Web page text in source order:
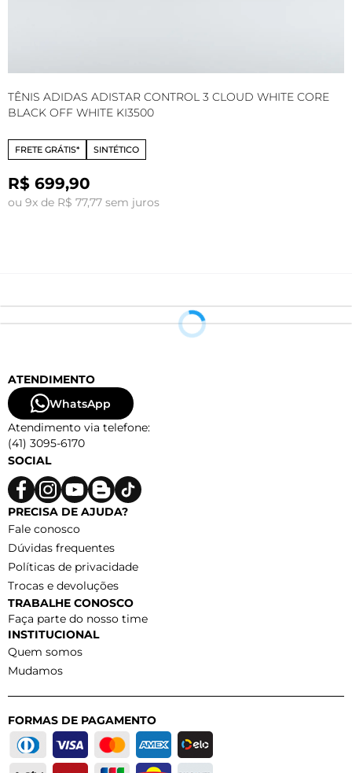
TÊNIS ADIDAS ADISTAR CONTROL 3 CLOUD WHITE CORE
BLACK OFF WHITE KI3500
FRETE GRÁTIS* SINTÉTICO
R$ 699,90
ou 9x de R$ 77,77 sem juros
ATENDIMENTO
WhatsApp
Atendimento via telefone:
(41) 3095-6170
SOCIAL
PRECISA DE AJUDA?
Fale conosco
Dúvidas frequentes
Políticas de privacidade
Trocas e devoluções
TRABALHE CONOSCO
Faça parte do nosso time
INSTITUCIONAL
Quem somos
Mudamos
FORMAS DE PAGAMENTO